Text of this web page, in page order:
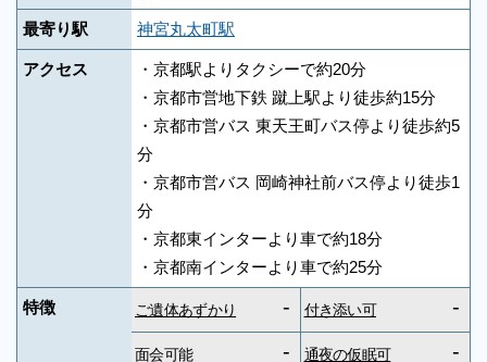
最寄り駅 神宮丸太町駅
アクセス
・京都駅よりタクシーで約20分
・京都市営地下鉄 蹴上駅より徒歩約15分
・京都市営バス 東天王町バス停より徒歩約5
分
・京都市営バス 岡崎神社前バス停より徒歩1
分
・京都東インターより車で約18分
・京都南インターより車で約25分
特徴 ご遺体あずかり - 付き添い可 -
面会可能 - 通夜の仮眠可 -